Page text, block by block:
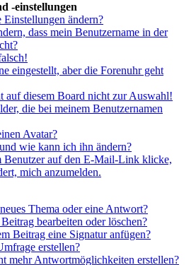
-einstellungen
ändern?
dass mein Benutzername in der
eingestellt, aber die Forenuhr geht
auf diesem Board nicht zur Auswahl!
die bei meinem Benutzernamen
Avatar?
wie kann ich ihn ändern?
Benutzer auf den E-Mail-Link klicke,
mich anzumelden.
Thema oder eine Antwort?
bearbeiten oder löschen?
Beitrag eine Signatur anfügen?
erstellen?
mehr Antwortmöglichkeiten erstellen?